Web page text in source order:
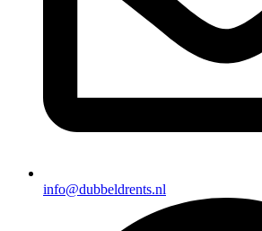
info@dubbeldrents.nl